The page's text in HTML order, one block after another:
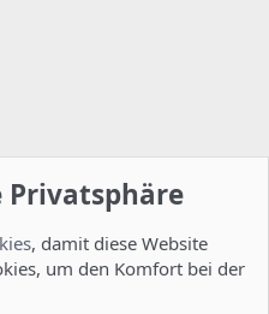
Privatsphäre
, damit diese Website
um den Komfort bei der